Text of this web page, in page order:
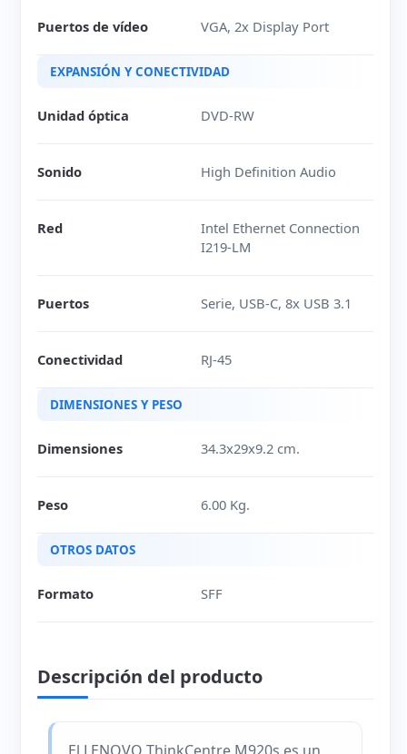
Puertos de vídeo VGA, 2x Display Port
EXPANSIÓN Y CONECTIVIDAD
Unidad óptica DVD-RW
Sonido High Definition Audio
Red
Intel Ethernet Connection
I219-LM
Puertos Serie, USB-C, 8x USB 3.1
Conectividad RJ-45
DIMENSIONES Y PESO
Dimensiones 34.3x29x9.2 cm.
Peso 6.00 Kg.
OTROS DATOS
Formato SFF
Descripción del producto